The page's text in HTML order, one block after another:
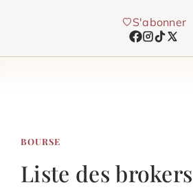
S'abonner
BOURSE
Liste des